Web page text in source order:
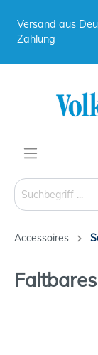
Versand aus
Zahlung
Accessoires